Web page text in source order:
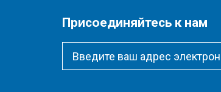
Присоединяйтесь к нам